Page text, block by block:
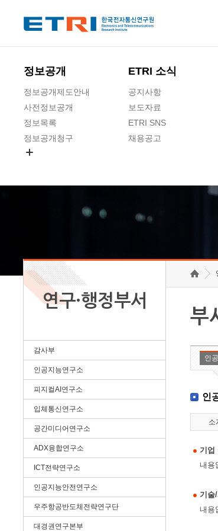
정보공개
정보공개제도안내
사전정보공개
정보목록
정보공개청구
ETRI 소식
공지사항
보도자료
ETRI SNS
채용공고
연구·행정부서
감사부
인공지능연구소
피지컬AI연구소
입체통신연구소
공간미디어연구소
ADX융합연구소
ICT전략연구소
인공지능안전연구소
우주항공반도체전략연구단
대경권연구본부
부
인
인
소
기업
내용
기술
내용